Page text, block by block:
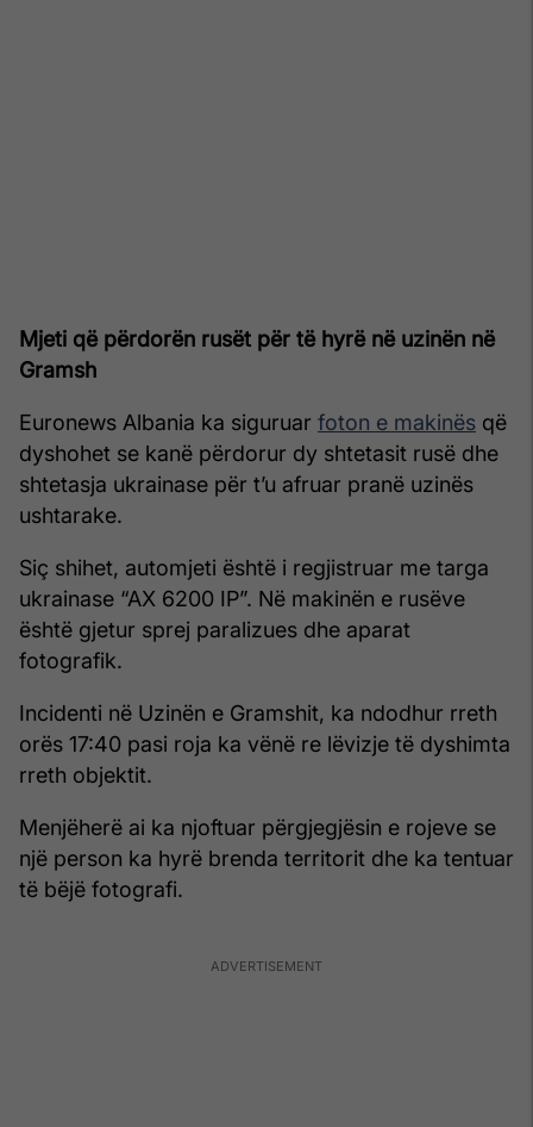
Mjeti që përdorën rusët për të hyrë në uzinën në
Gramsh
Euronews Albania ka siguruar foton e makinës që
dyshohet se kanë përdorur dy shtetasit rusë dhe
shtetasja ukrainase për t’u afruar pranë uzinës
ushtarake.
Siç shihet, automjeti është i regjistruar me targa
ukrainase “AX 6200 IP”. Në makinën e rusëve
është gjetur sprej paralizues dhe aparat
fotografik.
Incidenti në Uzinën e Gramshit, ka ndodhur rreth
orës 17:40 pasi roja ka vënë re lëvizje të dyshimta
rreth objektit.
Menjëherë ai ka njoftuar përgjegjësin e rojeve se
një person ka hyrë brenda territorit dhe ka tentuar
të bëjë fotografi.